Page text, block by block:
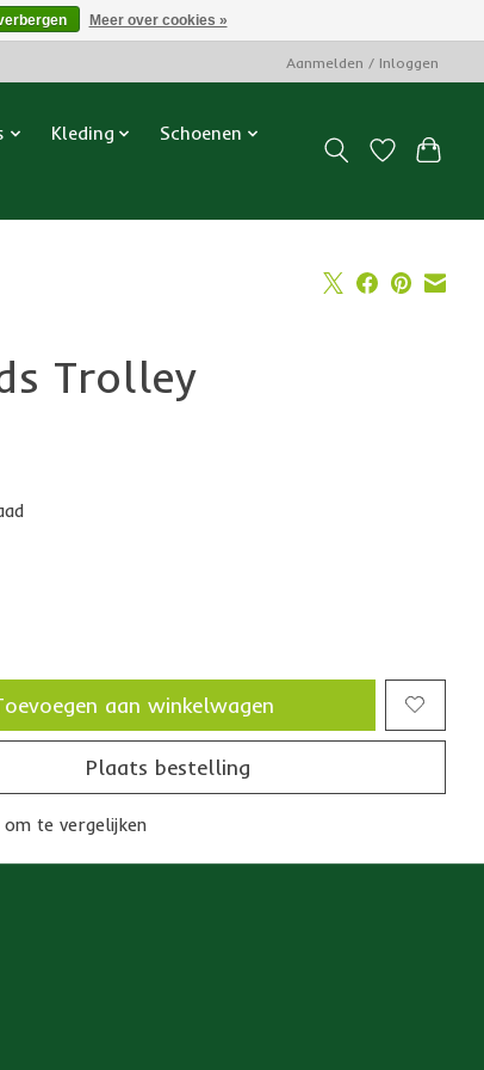
Aanmelden / Inloggen
Kleding
Schoenen
Trolley
aan winkelwagen
Plaats bestelling
om te vergelijken
Meer over cookies »